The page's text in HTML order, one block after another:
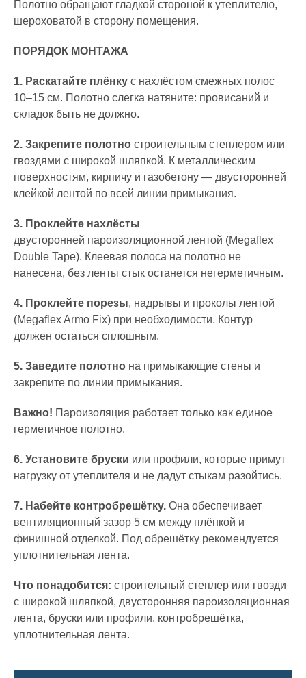
Полотно обращают гладкой стороной к утеплителю,
шероховатой в сторону помещения.
ПОРЯДОК МОНТАЖА
1. Раскатайте плёнку с нахлёстом смежных полос
10–15 см. Полотно слегка натяните: провисаний и
складок быть не должно.
2. Закрепите полотно строительным степлером или
гвоздями с широкой шляпкой. К металлическим
поверхностям, кирпичу и газобетону — двусторонней
клейкой лентой по всей линии примыкания.
3. Проклейте нахлёсты
двусторонней пароизоляционной лентой (Megaflex
Double Tape). Клеевая полоса на полотно не
нанесена, без ленты стык останется негерметичным.
4. Проклейте порезы, надрывы и проколы лентой
(Megaflex Armo Fix) при необходимости. Контур
должен остаться сплошным.
5. Заведите полотно на примыкающие стены и
закрепите по линии примыкания.
Важно! Пароизоляция работает только как единое
герметичное полотно.
6. Установите бруски или профили, которые примут
нагрузку от утеплителя и не дадут стыкам разойтись.
7. Набейте контробрешётку. Она обеспечивает
вентиляционный зазор 5 см между плёнкой и
финишной отделкой. Под обрешётку рекомендуется
уплотнительная лента.
Что понадобится: строительный степлер или гвозди
с широкой шляпкой, двусторонняя пароизоляционная
лента, бруски или профили, контробрешётка,
уплотнительная лента.